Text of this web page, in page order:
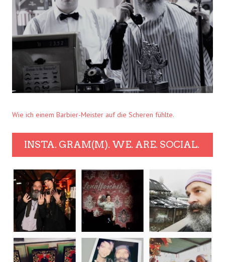
Wie ich einem Barbier-Meister auf die Scheren fühlte.
INSTA. GRAM(M). WE. ARE. SOCIAL.